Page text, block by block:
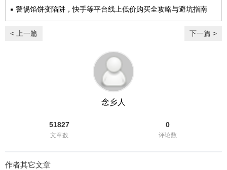
警惕馅饼变陷阱，快手等平台线上低价购买全攻略与避坑指南
< 上一篇 下一篇 >
念乡人
51827
文章数
0
评论数
作者其它文章